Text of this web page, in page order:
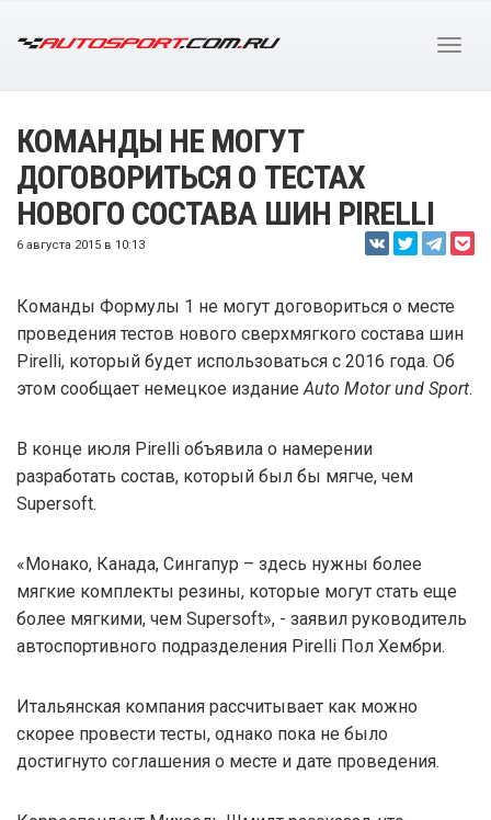
КОМАНДЫ НЕ МОГУТ
ДОГОВОРИТЬСЯ О ТЕСТАХ
НОВОГО СОСТАВА ШИН PIRELLI
6 августа 2015 в 10:13
Команды Формулы 1 не могут договориться о месте
проведения тестов нового сверхмягкого состава шин
Pirelli, который будет использоваться с 2016 года. Об
этом сообщает немецкое изданиеAuto Motor und Sport.
В конце июля Pirelli объявила о намерении
разработать состав, который был бы мягче, чем
Supersoft.
«Монако, Канада, Сингапур – здесь нужны более
мягкие комплекты резины, которые могут стать еще
более мягкими, чем Supersoft», - заявил руководитель
автоспортивного подразделения Pirelli Пол Хембри.
Итальянская компания рассчитывает как можно
скорее провести тесты, однако пока не было
достигнуто соглашения о месте и дате проведения.